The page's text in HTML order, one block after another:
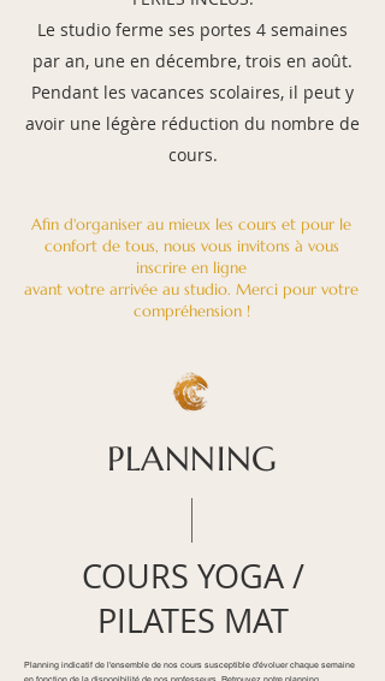
Le studio ferme ses portes 4 semaines
par an, une en décembre, trois en août.
Pendant les vacances scolaires, il peut y
avoir une légère réduction du nombre de
cours.
Afin d'organiser au mieux les cours et pour le
confort de tous, nous vous invitons à vous
inscrire en ligne
avant votre arrivée au studio. Merci pour votre
compréhension !
PLANNING
COURS YOGA /
PILATES MAT
Planning indicatif de l'ensemble de nos cours susceptible d'évoluer chaque semaine